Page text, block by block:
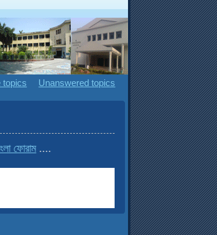
topics Unanswered topics
ফোরাম....